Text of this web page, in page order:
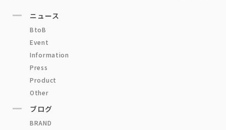
ニュース
BtoB
Event
Information
Press
Product
Other
ブログ
BRAND